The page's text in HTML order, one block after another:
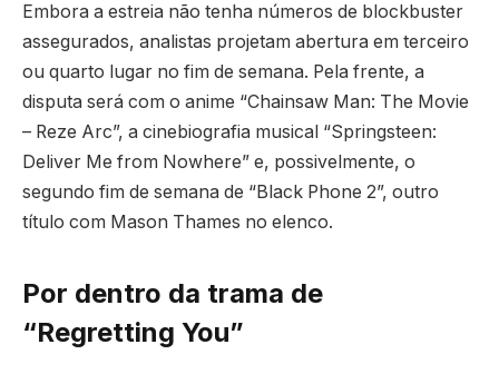
Embora a estreia não tenha números de blockbuster
assegurados, analistas projetam abertura em terceiro
ou quarto lugar no fim de semana. Pela frente, a
disputa será com o anime “Chainsaw Man: The Movie
– Reze Arc”, a cinebiografia musical “Springsteen:
Deliver Me from Nowhere” e, possivelmente, o
segundo fim de semana de “Black Phone 2”, outro
título com Mason Thames no elenco.
Por dentro da trama de
“Regretting You”